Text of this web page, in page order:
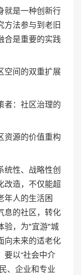
就是一种创新行
方法参与到老旧
合是重要的实践
空间的双重扩展
者：社区治理的
资源的价值重构
统性、战略性创
改造，不仅能超
年人的生活困
息的社区，转化
验，为"宜游"城
向未来的适老化
要以“社会中介
、企业和专业